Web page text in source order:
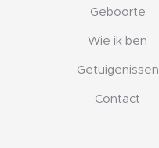
Geboorte
Wie ik ben
Getuigenissen
Contact